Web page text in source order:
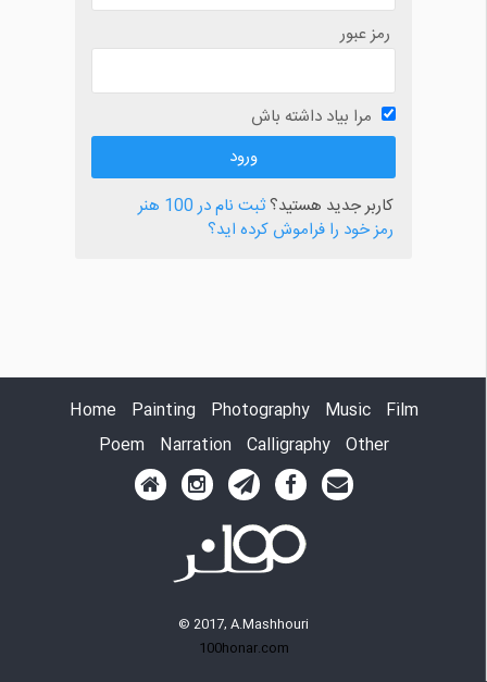
رمز عبور
مرا بیاد داشته باش
کاربر جدید هستید؟ثبت نام در 100 هنر
رمز خود را فراموش کرده اید؟
Home Painting Photography Music
Film
Poem
Narration Calligraphy Other
© 2017, A.Mashhouri
100honar.com